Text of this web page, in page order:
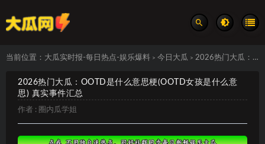
当前位置： 大瓜实时报-每日热点-娱乐爆料 > 今日大瓜 > 2026热门大瓜：OOTD是什么意思梗(OOTD女孩是什么意思) 真实事件汇总
2026热门大瓜：OOTD是什么意思梗(OOTD女孩是什么意
思) 真实事件汇总
作者 : 圈内瓜学姐